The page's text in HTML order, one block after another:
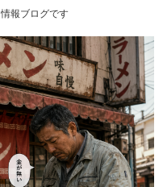
報ブログです